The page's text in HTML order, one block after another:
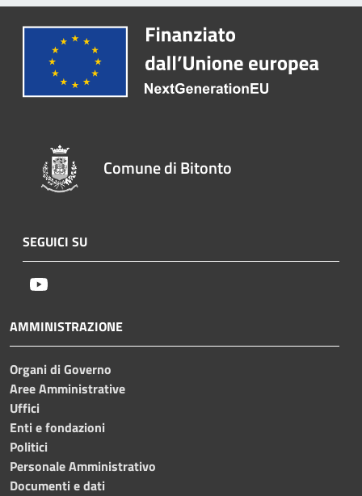
Comune di Bitonto
SEGUICI SU
AMMINISTRAZIONE
Organi di Governo
Aree Amministrative
Uffici
Enti e fondazioni
Politici
Personale Amministrativo
Documenti e dati